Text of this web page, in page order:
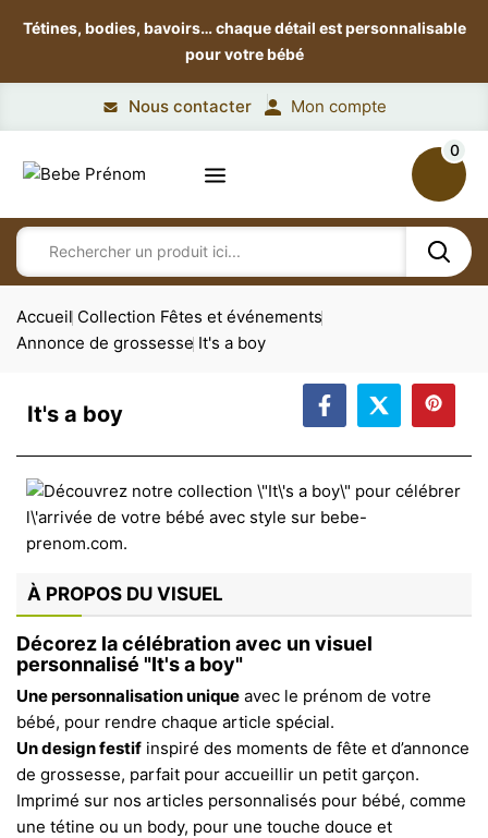
Tétines, bodies, bavoirs…chaque détail est personnalisable
pour votre bébé
Nous contacter Mon compte
0
Accueil Collection Fêtes et événements
Annonce de grossesse It's a boy
It's a boy
À PROPOS DU VISUEL
Décorez la célébration avec un visuel
personnalisé "It's a boy"
Une personnalisation unique avec le prénom de votre
bébé, pour rendre chaque article spécial.
Un design festif inspiré des moments de fête et d’annonce
de grossesse, parfait pour accueillir un petit garçon.
Imprimé sur nos articles personnalisés pour bébé, comme
une tétine ou un body, pour une touche douce et